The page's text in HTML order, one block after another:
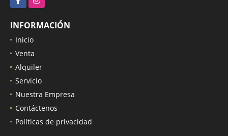
FacebookInstagram
INFORMACIÓN
Inicio
Venta
Alquiler
Servicio
Nuestra Empresa
Contáctenos